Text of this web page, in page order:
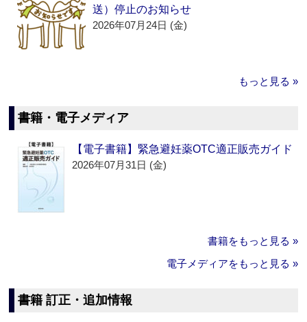
送）停止のお知らせ
2026年07月24日 (金)
もっと見る »
書籍・電子メディア
【電子書籍】緊急避妊薬OTC適正販売ガイド
2026年07月31日 (金)
書籍をもっと見る »
電子メディアをもっと見る »
書籍 訂正・追加情報